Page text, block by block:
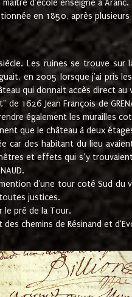
d'école enseigne à Aranc.
en 1850, après
Les ruines se trouve sur
en 2005 lorsque j'ai pris
qui donnait accès direct au
de 1626 Jean François de
également les murailles
que le château à deux
car des habitant du lieu
et effets qui s’y
d'une tour coté Sud du
justices.
le pré de la Tour.
chemins de Résinand et